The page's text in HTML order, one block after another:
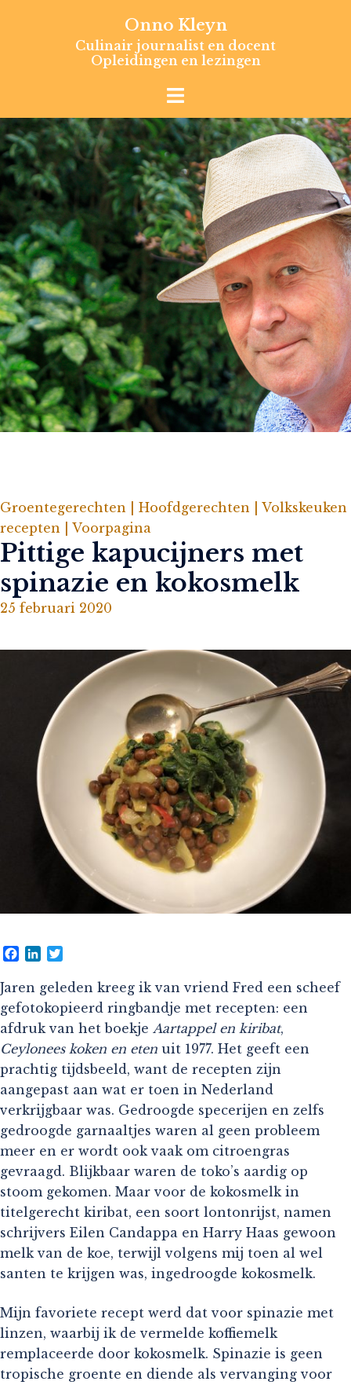
Onno Kleyn
Culinair journalist en docent
Opleidingen en lezingen
Groentegerechten | Hoofdgerechten | Volkskeuken
recepten | Voorpagina
Pittige kapucijners met
spinazie en kokosmelk
25 februari 2020
Facebook
LinkedIn
Jaren geleden kreeg ik van vriend Fred een scheef
gefotokopieerd ringbandje met recepten: een
afdruk van het boekje Aartappel en kiribat,
Ceylonees koken en eten uit 1977. Het geeft een
prachtig tijdsbeeld, want de recepten zijn
aangepast aan wat er toen in Nederland
verkrijgbaar was. Gedroogde specerijen en zelfs
gedroogde garnaaltjes waren al geen probleem
meer en er wordt ook vaak om citroengras
gevraagd. Blijkbaar waren de toko’s aardig op
stoom gekomen. Maar voor de kokosmelk in
titelgerecht kiribat, een soort lontonrijst, namen
schrijvers Eilen Candappa en Harry Haas gewoon
melk van de koe, terwijl volgens mij toen al wel
santen te krijgen was, ingedroogde kokosmelk.
Mijn favoriete recept werd dat voor spinazie met
linzen, waarbij ik de vermelde koffiemelk
remplaceerde door kokosmelk. Spinazie is geen
tropische groente en diende als vervanging voor